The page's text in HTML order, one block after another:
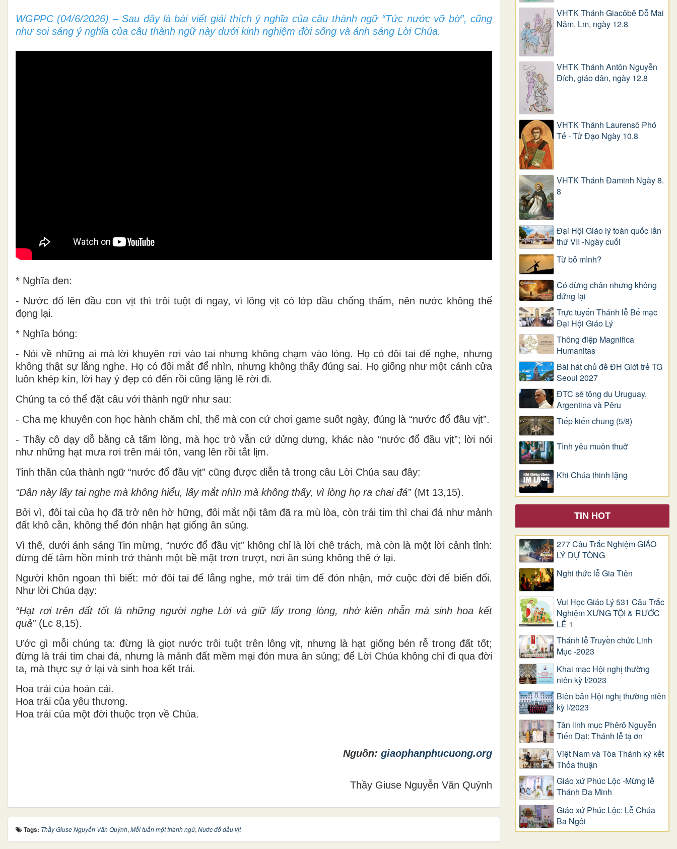
WGPPC (04/6/2026) – Sau đây là bài viết giải thích ý nghĩa của câu thành ngữ “Tức nước vỡ bờ”, cũng
như soi sáng ý nghĩa của câu thành ngữ này dưới kinh nghiệm đời sống và ánh sáng Lời Chúa.
* Nghĩa đen:
- Nước đổ lên đầu con vịt thì trôi tuột đi ngay, vì lông vịt có lớp dầu chống thấm, nên nước không thể
đọng lại.
* Nghĩa bóng:
- Nói về những ai mà lời khuyên rơi vào tai nhưng không chạm vào lòng. Họ có đôi tai để nghe, nhưng
không thật sự lắng nghe. Họ có đôi mắt để nhìn, nhưng không thấy đúng sai. Họ giống như một cánh cửa
luôn khép kín, lời hay ý đẹp có đến rồi cũng lặng lẽ rời đi.
Chúng ta có thể đặt câu với thành ngữ như sau:
- Cha mẹ khuyên con học hành chăm chỉ, thế mà con cứ chơi game suốt ngày, đúng là “nước đổ đầu vịt”.
- Thầy cô dạy dỗ bằng cả tấm lòng, mà học trò vẫn cứ dửng dưng, khác nào “nước đổ đầu vịt”; lời nói
như những hạt mưa rơi trên mái tôn, vang lên rồi tắt lịm.
Tinh thần của thành ngữ “nước đổ đầu vịt” cũng được diễn tả trong câu Lời Chúa sau đây:
“Dân này lấy tai nghe mà không hiểu, lấy mắt nhìn mà không thấy, vì lòng họ ra chai đá” (Mt 13,15).
Bởi vì, đôi tai của họ đã trở nên hờ hững, đôi mắt nội tâm đã ra mù lòa, còn trái tim thì chai đá như mảnh
đất khô cằn, không thể đón nhận hạt giống ân sủng.
Vì thế, dưới ánh sáng Tin mừng, “nước đổ đầu vịt” không chỉ là lời chê trách, mà còn là một lời cảnh tỉnh:
đừng để tâm hồn mình trở thành một bề mặt trơn trượt, nơi ân sủng không thể ở lại.
Người khôn ngoan thì biết: mở đôi tai để lắng nghe, mở trái tim để đón nhận, mở cuộc đời để biến đổi.
Như lời Chúa dạy:
“Hạt rơi trên đất tốt là những người nghe Lời và giữ lấy trong lòng, nhờ kiên nhẫn mà sinh hoa kết
quả” (Lc 8,15).
Ước gì mỗi chúng ta: đừng là giọt nước trôi tuột trên lông vịt, nhưng là hạt giống bén rễ trong đất tốt;
đừng là trái tim chai đá, nhưng là mảnh đất mềm mại đón mưa ân sủng; để Lời Chúa không chỉ đi qua đời
ta, mà thực sự ở lại và sinh hoa kết trái.
Hoa trái của hoán cải.
Hoa trái của yêu thương.
Hoa trái của một đời thuộc trọn về Chúa.
Nguồn: giaophanphucuong.org
Thầy Giuse Nguyễn Văn Quýnh
Tags: Thầy Giuse Nguyễn Văn Quýnh, Mỗi tuần một thành ngữ, Nước đổ đầu vịt
VHTK Thánh Giacôbê Ðỗ Mai
Năm, Lm, ngày 12.8
VHTK Thánh Antôn Nguyễn
Ðích, giáo dân, ngày 12.8
VHTK Thánh Laurensô Phó
Tế - Tử Đạo Ngày 10.8
VHTK Thánh Đaminh Ngày 8.
8
Đại Hội Giáo lý toàn quốc lần
thứ VII -Ngày cuối
Từ bỏ mình?
Có dừng chân nhưng không
đứng lại
Trực tuyến Thánh lễ Bế mạc
Đại Hội Giáo Lý
Thông điệp Magnifica
Humanitas
Bài hát chủ đề ĐH Giới trẻ TG
Seoul 2027
ĐTC sẽ tông du Uruguay,
Argentina và Pêru
Tiếp kiến chung (5/8)
Tình yêu muôn thuở
Khi Chúa thinh lặng
TIN HOT
277 Câu Trắc Nghiệm GIÁO
LÝ DỰ TÒNG
Nghi thức lễ Gia Tiên
Vui Học Giáo Lý 531 Câu Trắc
Nghiệm XƯNG TỘI & RƯỚC
LỄ 1
Thánh lễ Truyền chức Linh
Mục -2023
Khai mạc Hội nghị thường
niên kỳ I/2023
Biên bản Hội nghị thường niên
kỳ I/2023
Tân linh mục Phêrô Nguyễn
Tiến Đạt: Thánh lễ tạ ơn
Việt Nam và Tòa Thánh ký kết
Thỏa thuận
Giáo xứ Phúc Lộc -Mừng lễ
Thánh Đa Minh
Giáo xứ Phúc Lộc: Lễ Chúa
Ba Ngôi